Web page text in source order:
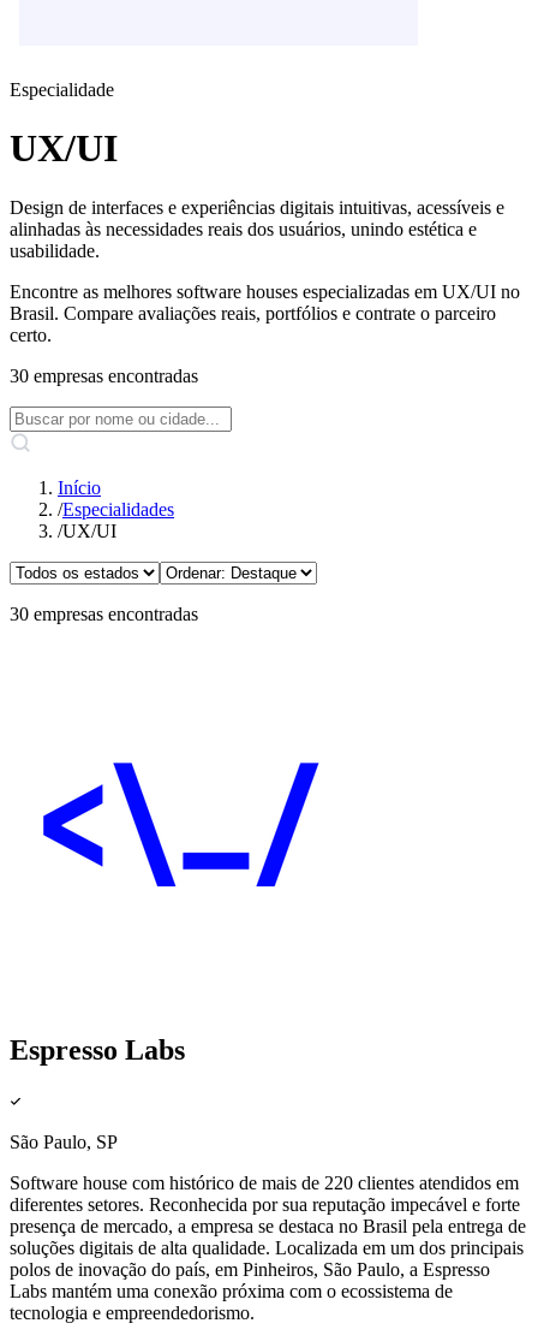
Especialidade
UX/UI
Design de interfaces e experiências digitais intuitivas, acessíveis e
alinhadas às necessidades reais dos usuários, unindo estética e
usabilidade.
Encontre as melhores software houses especializadas em UX/UI no
Brasil. Compare avaliações reais, portfólios e contrate o parceiro
certo.
30 empresas encontradas
Início
/Especialidades
/UX/UI
30 empresas encontradas
Espresso Labs
São Paulo, SP
Software house com histórico de mais de 220 clientes atendidos em
diferentes setores. Reconhecida por sua reputação impecável e forte
presença de mercado, a empresa se destaca no Brasil pela entrega de
soluções digitais de alta qualidade. Localizada em um dos principais
polos de inovação do país, em Pinheiros, São Paulo, a Espresso
Labs mantém uma conexão próxima com o ecossistema de
tecnologia e empreendedorismo.